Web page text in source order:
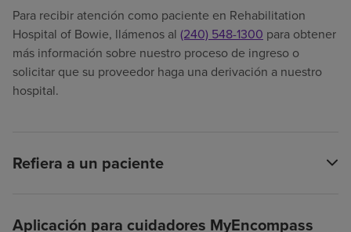
Para recibir atención como paciente en Rehabilitation
Hospital of Bowie, llámenos al (240) 548-1300 para obtener
más información sobre nuestro proceso de ingreso o
solicitar que su proveedor haga una derivación a nuestro
hospital.
Refiera a un paciente
Aplicación para cuidadores MyEncompass